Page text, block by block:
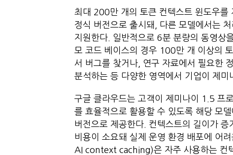
최대 200만 개의 토큰 컨텍스트 윈도우
정식 버전으로 출시돼, 다른 모델에서는
지원한다. 일반적으로 6분 분량의 동영상
모 코드 베이스의 경우 100만 개 이상의
서 버그를 찾거나, 연구 자료에서 필요한
분석하는 등 다양한 영역에서 기업이 제
구글 클라우드는 고객이 제미나이 1.5 프
를 효율적으로 활용할 수 있도록 해당 모
버전으로 제공한다. 컨텍스트의 길이가
비용이 소요돼 실제 운영 환경 배포에 어
AI context caching)은 자주 사용하는 컨